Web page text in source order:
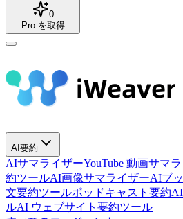
0
Pro を取得
AI要約
AIサマライザーYouTube 動画サマ
約ツールAI画像サマライザーAIブ
文要約ツールポッドキャスト要約
ルAI ウェブサイト要約ツール